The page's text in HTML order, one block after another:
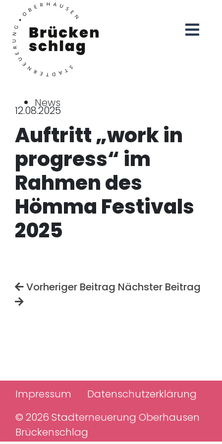
12.08.2025
News
Auftritt „work in
progress“ im
Rahmen des
Hömma Festivals
2025
Vorheriger Beitrag Nächster Beitrag
Impressum
Datenschutzerklärung
© 2026 Stadterneuerung Oberhausen
Brückenschlag